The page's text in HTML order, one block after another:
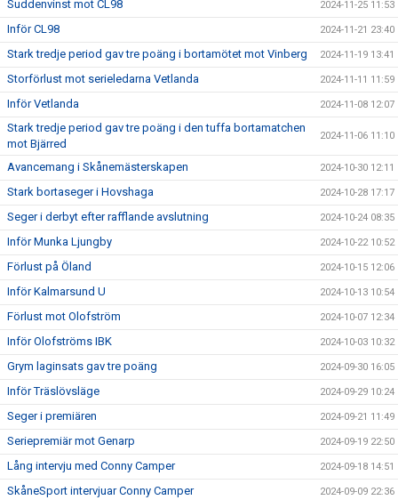
Suddenvinst mot CL98 2024-11-25 11:53
Inför CL98 2024-11-21 23:40
Stark tredje period gav tre poäng i bortamötet mot Vinberg 2024-11-19 13:41
Storförlust mot serieledarna Vetlanda 2024-11-11 11:59
Inför Vetlanda 2024-11-08 12:07
Stark tredje period gav tre poäng i den tuffa bortamatchen
mot Bjärred
2024-11-06 11:10
Avancemang i Skånemästerskapen 2024-10-30 12:11
Stark bortaseger i Hovshaga 2024-10-28 17:17
Seger i derbyt efter rafflande avslutning 2024-10-24 08:35
Inför Munka Ljungby 2024-10-22 10:52
Förlust på Öland 2024-10-15 12:06
Inför Kalmarsund U 2024-10-13 10:54
Förlust mot Olofström 2024-10-07 12:34
Inför Olofströms IBK 2024-10-03 10:32
Grym laginsats gav tre poäng 2024-09-30 16:05
Inför Träslövsläge 2024-09-29 10:24
Seger i premiären 2024-09-21 11:49
Seriepremiär mot Genarp 2024-09-19 22:50
Lång intervju med Conny Camper 2024-09-18 14:51
SkåneSport intervjuar Conny Camper 2024-09-09 22:36